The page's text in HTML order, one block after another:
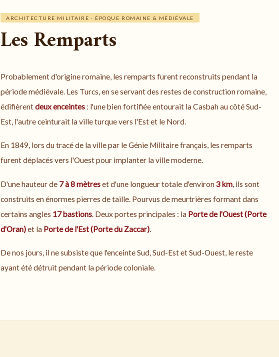
ARCHITECTURE MILITAIRE · ÉPOQUE ROMAINE & MÉDIÉVALE
Les Remparts
Probablement d'origine romaine, les remparts furent reconstruits pendant la
période médiévale. Les Turcs, en se servant des restes de construction romaine,
édifièrentdeux enceintes : l'une bien fortifiée entourait la Casbah au côté Sud-
Est, l'autre ceinturait la ville turque vers l'Est et le Nord.
En 1849, lors du tracé de la ville par le Génie Militaire français, les remparts
furent déplacés vers l'Ouest pour implanter la ville moderne.
D'une hauteur de 7 à 8 mètreset d'une longueur totale d'environ3 km, ils sont
construits en énormes pierres de taille. Pourvus de meurtrières formant dans
certains angles 17 bastions. Deux portes principales : la Porte de l'Ouest (Porte
d'Oran)et la Porte de l'Est (Porte du Zaccar).
De nos jours, il ne subsiste que l'enceinte Sud, Sud-Est et Sud-Ouest, le reste
ayant été détruit pendant la période coloniale.